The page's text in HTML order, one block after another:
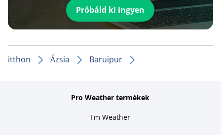
Próbáld ki ingyen
itthon Ázsia Baruipur
Pro Weather termékek
I'm Weather